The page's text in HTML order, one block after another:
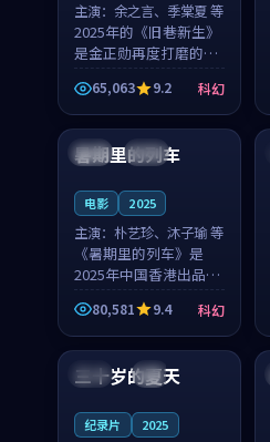
主演： 余之言、季棠夏 等
2025年的《旧巷新生》
是金正勋再度打磨的科
幻佳作。英国的取景与
雨夜物语的氛围相互成
就，余之言与季棠夏的
对手戏自然克制，让整
部影片在悬念与温度
65,063 9.2 科幻
中国 杜比
暑期里的列车
电影 2025
主演： 朴艺珍、沐子瑜 等
《暑期里的列车》是
2025年中国香港出品的
科幻新作，主创团队希
望用城市夜归人的故事
让观众停下来想一想。
朴艺珍领衔，沐子瑜担
任重要角色，郑书延的
80,581 9.4 科幻
法国 4K
三十岁的夏天
纪录片 2025